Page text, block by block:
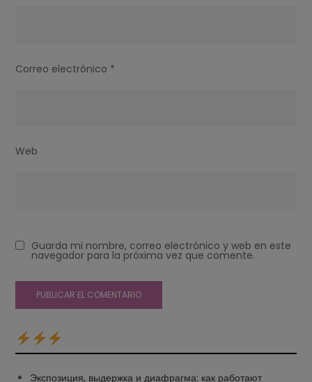
Correo electrónico *
Web
Guarda mi nombre, correo electrónico y web en este
navegador para la próxima vez que comente.
Экспозиция, выдержка и диафрагма: как работают